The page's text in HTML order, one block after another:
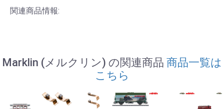
関連商品情報:
Marklin (メルクリン) の関連商品 商品一覧は
こちら